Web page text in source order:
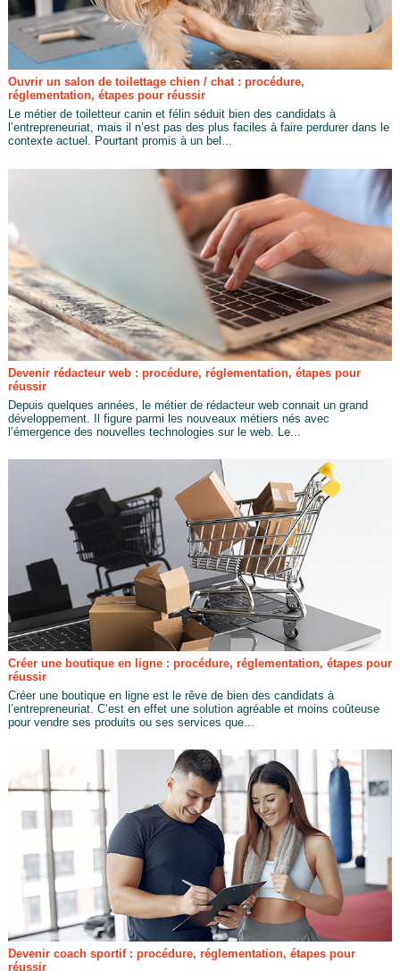
Ouvrir un salon de toilettage chien / chat : procédure,
réglementation, étapes pour réussir
Le métier de toiletteur canin et félin séduit bien des candidats à
l’entrepreneuriat, mais il n’est pas des plus faciles à faire perdurer dans le
contexte actuel. Pourtant promis à un bel...
Devenir rédacteur web : procédure, réglementation, étapes pour
réussir
Depuis quelques années, le métier de rédacteur web connait un grand
développement. Il figure parmi les nouveaux métiers nés avec
l’émergence des nouvelles technologies sur le web. Le...
Créer une boutique en ligne : procédure, réglementation, étapes pour
réussir
Créer une boutique en ligne est le rêve de bien des candidats à
l’entrepreneuriat. C’est en effet une solution agréable et moins coûteuse
pour vendre ses produits ou ses services que...
Devenir coach sportif : procédure, réglementation, étapes pour
réussir